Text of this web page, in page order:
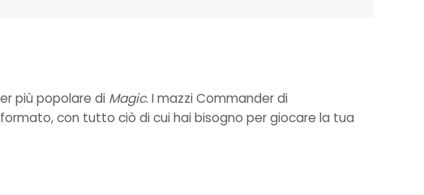
più popolare di Magic. I mazzi Commander di
con tutto ciò di cui hai bisogno per giocare la tua